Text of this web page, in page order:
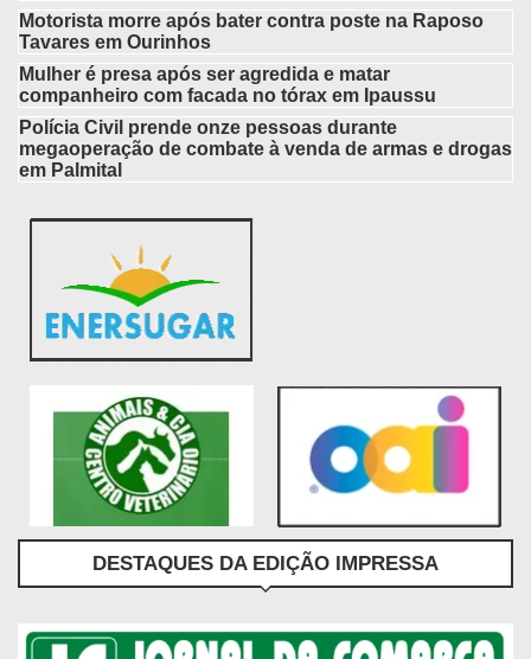
Motorista morre após bater contra poste na Raposo
Tavares em Ourinhos
Mulher é presa após ser agredida e matar
companheiro com facada no tórax em Ipaussu
Polícia Civil prende onze pessoas durante
megaoperação de combate à venda de armas e drogas
em Palmital
DESTAQUES DA EDIÇÃO IMPRESSA